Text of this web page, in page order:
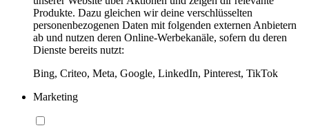
Produkte. Dazu gleichen wir deine verschlüsselten
personenbezogenen Daten mit folgenden externen Anbietern
ab und nutzen deren Online-Werbekanäle, sofern du deren
Dienste bereits nutzt:
Bing, Criteo, Meta, Google, LinkedIn, Pinterest, TikTok
Marketing